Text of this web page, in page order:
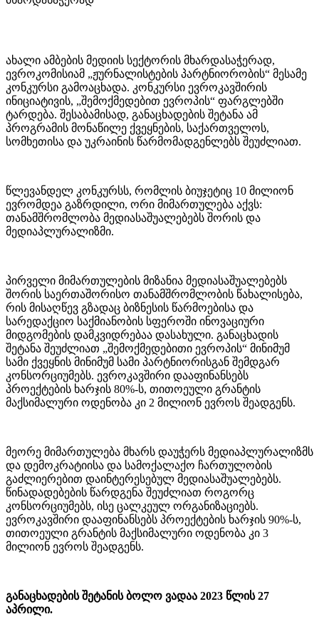
ახალი ამბების მედიის სექტორის მხარდასაჭერად,
ევროკომისიამ „ჟურნალისტების პარტნიორობის“ მესამე
კონკურსი გამოაცხადა. კონკურსი ევროკავშირის
ინიციატივის, „შემოქმედებით ევროპის“ ფარგლებში
ტარდება. შესაბამისად, განაცხადების შეტანა ამ
პროგრამის მონაწილე ქვეყნების, საქართველოს,
სომხეთისა და უკრაინის წარმომადგენლებს შეუძლიათ.
წლევანდელ კონკურსს, რომლის ბიუჯეტიც 10 მილიონ
ევრომდეა გაზრდილი, ორი მიმართულება აქვს:
თანამშრომლობა მედიასაშუალებებს შორის და
მედიაპლურალიზმი.
პირველი მიმართულების მიზანია მედიასაშუალებებს
შორის საერთაშორისო თანამშრომლობის წახალისება,
რის მისაღწევ გზადაც ბიზნესის წარმოებისა და
სარედაქციო საქმიანობის სფეროში ინოვაციური
მიდგომების დამკვიდრებაა დასახული. განაცხადის
შეტანა შეუძლიათ „შემოქმედებითი ევროპის“ მინიმუმ
სამი ქვეყნის მინიმუმ სამი პარტნიორისგან შემდგარ
კონსორციუმებს. ევროკავშირი დააფინანსებს
პროექტების ხარჯის 80%-ს, თითოეული გრანტის
მაქსიმალური ოდენობა კი 2 მილიონ ევროს შეადგენს.
მეორე მიმართულება მხარს დაუჭერს მედიაპლურალიზმს
და დემოკრატიისა და სამოქალაქო ჩართულობის
გაძლიერებით დაინტერესებულ მედიასაშუალებებს.
წინადადებების წარდგენა შეუძლიათ როგორც
კონსორციუმებს, ისე ცალკეულ ორგანიზაციებს.
ევროკავშირი დააფინანსებს პროექტების ხარჯის 90%-ს,
თითოეული გრანტის მაქსიმალური ოდენობა კი 3
მილიონ ევროს შეადგენს.
განაცხადების შეტანის ბოლო ვადაა 2023 წლის 27
აპრილი.